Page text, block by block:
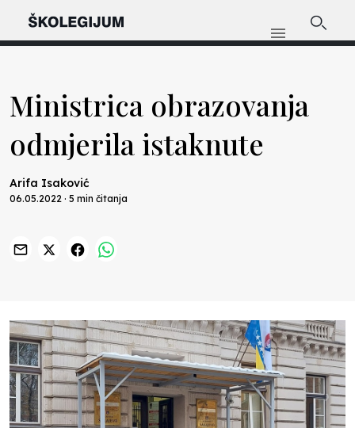
Ministrica obrazovanja
odmjerila istaknute
Arifa Isaković
06.05.2022 · 5 min čitanja